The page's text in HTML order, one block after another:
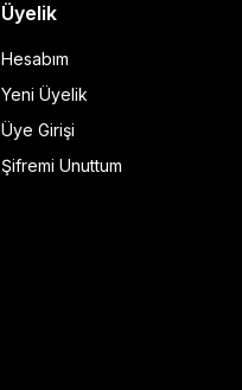
Üyelik
Hesabım
Yeni Üyelik
Üye Girişi
Şifremi Unuttum